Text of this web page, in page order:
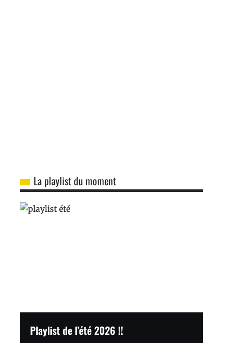
La playlist du moment
Playlist de l’été 2026 !!